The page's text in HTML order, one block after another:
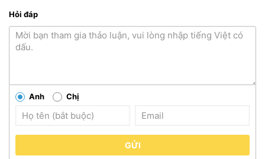
Hỏi đáp
Anh Chị
GỬI